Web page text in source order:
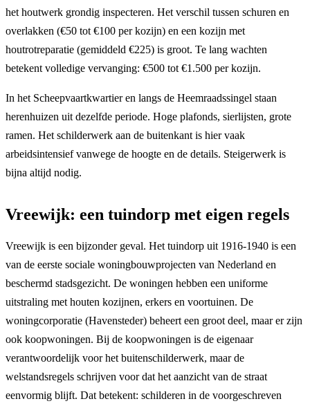
het houtwerk grondig inspecteren. Het verschil tussen schuren en
overlakken (€50 tot €100 per kozijn) en een kozijn met
houtrotreparatie (gemiddeld €225) is groot. Te lang wachten
betekent volledige vervanging: €500 tot €1.500 per kozijn.
In het Scheepvaartkwartier en langs de Heemraadssingel staan
herenhuizen uit dezelfde periode. Hoge plafonds, sierlijsten, grote
ramen. Het schilderwerk aan de buitenkant is hier vaak
arbeidsintensief vanwege de hoogte en de details. Steigerwerk is
bijna altijd nodig.
Vreewijk: een tuindorp met eigen regels
Vreewijk is een bijzonder geval. Het tuindorp uit 1916-1940 is een
van de eerste sociale woningbouwprojecten van Nederland en
beschermd stadsgezicht. De woningen hebben een uniforme
uitstraling met houten kozijnen, erkers en voortuinen. De
woningcorporatie (Havensteder) beheert een groot deel, maar er zijn
ook koopwoningen. Bij de koopwoningen is de eigenaar
verantwoordelijk voor het buitenschilderwerk, maar de
welstandsregels schrijven voor dat het aanzicht van de straat
eenvormig blijft. Dat betekent: schilderen in de voorgeschreven